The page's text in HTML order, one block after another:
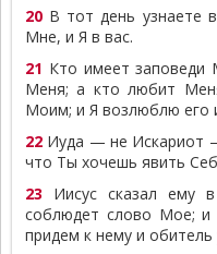
20 В тот день
Мне, и Я в вас.
21 Кто имеет
Меня; а кто любит
Моим; и Я возлюблю его
22 Иуда — не Искариот
что Ты хочешь явить
23 Иисус сказал ему
соблюдет слово Мое;
придем к нему и обитель